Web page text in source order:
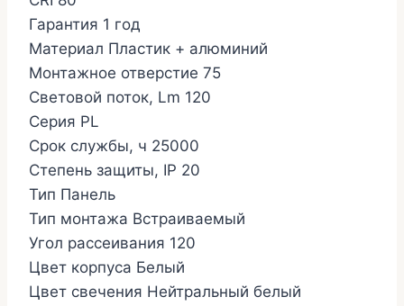
Гарантия 1 год
Материал Пластик + алюминий
Монтажное отверстие 75
Световой поток, Lm 120
Серия PL
Срок службы, ч 25000
Степень защиты, IP 20
Тип Панель
Тип монтажа Встраиваемый
Угол рассеивания 120
Цвет корпуса Белый
Цвет свечения Нейтральный белый